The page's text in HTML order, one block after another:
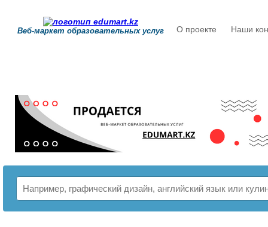
Веб-маркет образовательных услуг О проекте Наши